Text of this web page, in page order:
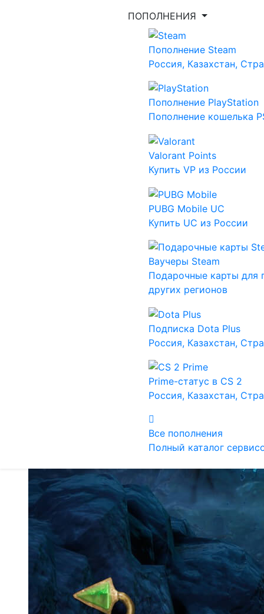
ПОПОЛНЕНИЯ
Пополнение Steam
Россия, Казахстан,
Пополнение PlayStation
Пополнение кошелька
Valorant Points
Купить VP из России
PUBG Mobile UC
Купить UC из России
Ваучеры Steam
Подарочные карты для
других регионов
Подписка Dota Plus
Россия, Казахстан,
Prime-статус в CS 2
Россия, Казахстан,
Все пополнения
Полный каталог